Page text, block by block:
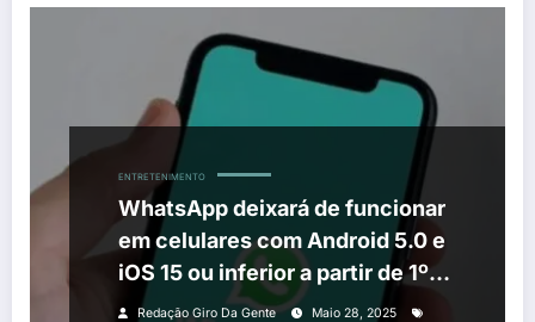
ENTRETENIMENTO
WhatsApp deixará de funcionar
em celulares com Android 5.0 e
iOS 15 ou inferior a partir de 1º
de junho
Redação Giro Da Gente
Maio 28, 2025